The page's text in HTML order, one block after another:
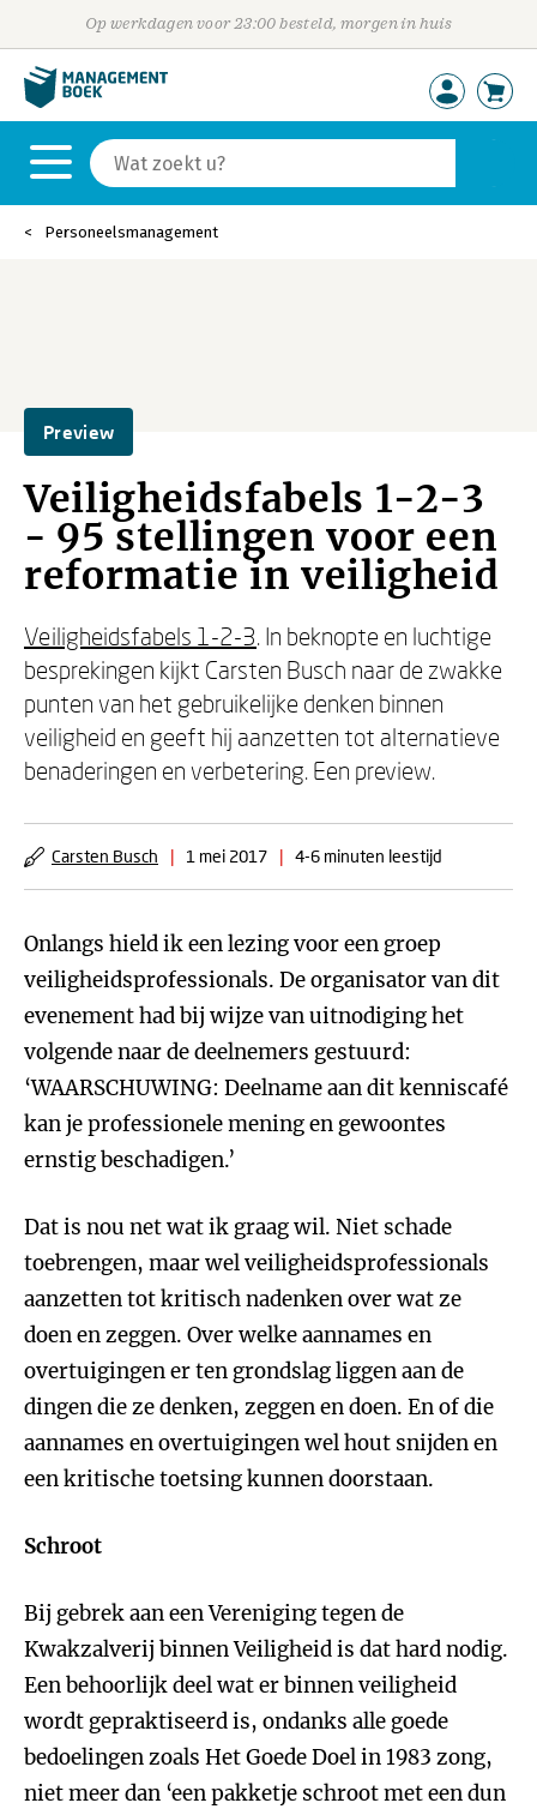
Op werkdagen voor 23:00 besteld, morgen in huis
Personeelsmanagement
Preview
Veiligheidsfabels 1-2-3
- 95 stellingen voor een
reformatie in veiligheid
Veiligheidsfabels 1-2-3. In beknopte en luchtige
besprekingen kijkt Carsten Busch naar de zwakke
punten van het gebruikelijke denken binnen
veiligheid en geeft hij aanzetten tot alternatieve
benaderingen en verbetering. Een preview.
Carsten Busch | 1 mei 2017 | 4-6 minuten leestijd
Onlangs hield ik een lezing voor een groep
veiligheidsprofessionals. De organisator van dit
evenement had bij wijze van uitnodiging het
volgende naar de deelnemers gestuurd:
‘WAARSCHUWING: Deelname aan dit kenniscafé
kan je professionele mening en gewoontes
ernstig beschadigen.’
Dat is nou net wat ik graag wil. Niet schade
toebrengen, maar wel veiligheidsprofessionals
aanzetten tot kritisch nadenken over wat ze
doen en zeggen. Over welke aannames en
overtuigingen er ten grondslag liggen aan de
dingen die ze denken, zeggen en doen. En of die
aannames en overtuigingen wel hout snijden en
een kritische toetsing kunnen doorstaan.
Schroot
Bij gebrek aan een Vereniging tegen de
Kwakzalverij binnen Veiligheid is dat hard nodig.
Een behoorlijk deel wat er binnen veiligheid
wordt gepraktiseerd is, ondanks alle goede
bedoelingen zoals Het Goede Doel in 1983 zong,
niet meer dan ‘een pakketje schroot met een dun